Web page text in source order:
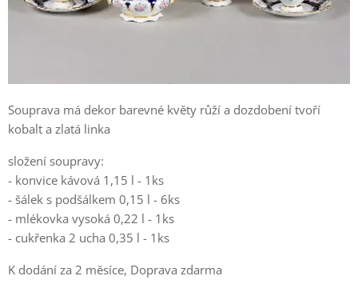
Souprava má dekor barevné květy růží a dozdobení tvoří
kobalt a zlatá linka
složení soupravy:
- konvice kávová 1,15 l - 1ks
- šálek s podšálkem 0,15 l - 6ks
- mlékovka vysoká 0,22 l - 1ks
- cukřenka 2 ucha 0,35 l - 1ks
K dodání za 2 měsíce, Doprava zdarma